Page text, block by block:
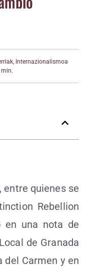
, Internazionalismoa
, entre quie­nes se
Rebe­llion
en una nota de
de Gra­na­da
del Car­men y en